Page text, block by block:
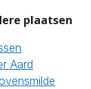
plaatsen
Aard